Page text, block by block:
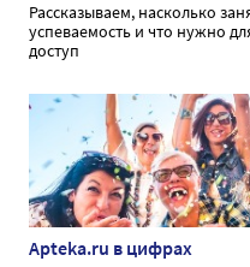
Рассказываем, насколько
успеваемость и что нужно
доступ
Apteka.ru в цифрах